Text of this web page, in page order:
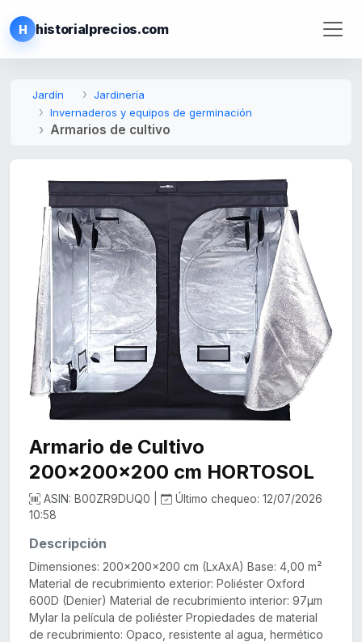
H historialprecios.com
Jardín
Jardinería
Invernaderos y equipos de germinación
Armarios de cultivo
Armario de Cultivo
200x200x200 cm HORTOSOL
ASIN: B00ZR9DUQ0 |
Último chequeo: 12/07/2026
10:58
Descripción
Dimensiones: 200x200x200 cm (LxAxA) Base: 4,00 m²
Material de recubrimiento exterior: Poliéster Oxford
600D (Denier) Material de recubrimiento interior: 97µm
Mylar la película de poliéster Propiedades de material
de recubrimiento: Opaco, resistente al agua, hermético